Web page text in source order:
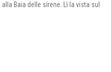
Baia delle sirene. Lì la vista sul